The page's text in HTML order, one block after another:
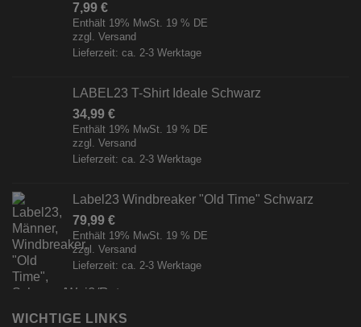
7,99 €
Enthält 19% MwSt. 19 % DE
zzgl. Versand
Lieferzeit: ca. 2-3 Werktage
LABEL23 T-Shirt Ideale Schwarz
34,99 €
Enthält 19% MwSt. 19 % DE
zzgl. Versand
Lieferzeit: ca. 2-3 Werktage
Label23 Windbreaker "Old Time" Schwarz
79,99 €
Enthält 19% MwSt. 19 % DE
zzgl. Versand
Lieferzeit: ca. 2-3 Werktage
WICHTIGE LINKS